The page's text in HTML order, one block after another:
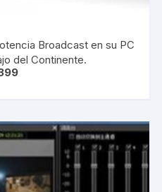
Broadcast en su PC
del Continente.